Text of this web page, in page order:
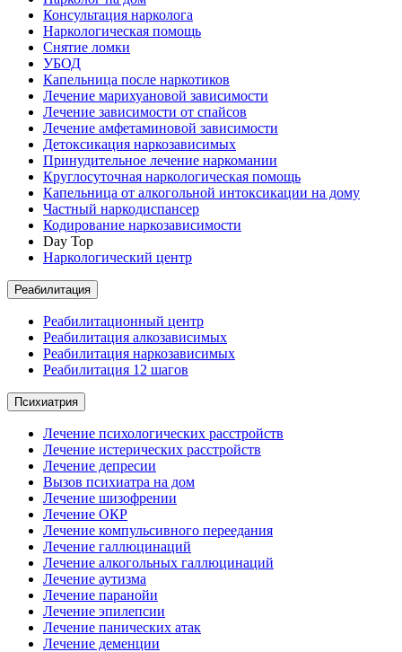
Консультация нарколога
Наркологическая помощь
Снятие ломки
УБОД
Капельница после наркотиков
Лечение марихуановой зависимости
Лечение зависимости от спайсов
Лечение амфетаминовой зависимости
Детоксикация наркозависимых
Принудительное лечение наркомании
Круглосуточная наркологическая помощь
Капельница от алкогольной интоксикации на дому
Частный наркодиспансер
Кодирование наркозависимости
Day Top
Наркологический центр
Реабилитация
Реабилитационный центр
Реабилитация алкозависимых
Реабилитация наркозависимых
Реабилитация 12 шагов
Психиатрия
Лечение психологических расстройств
Лечение истерических расстройств
Лечение депресии
Вызов психиатра на дом
Лечение шизофрении
Лечение ОКР
Лечение компульсивного переедания
Лечение галлюцинаций
Лечение алкогольных галлюцинаций
Лечение аутизма
Лечение паранойи
Лечение эпилепсии
Лечение панических атак
Лечение деменции